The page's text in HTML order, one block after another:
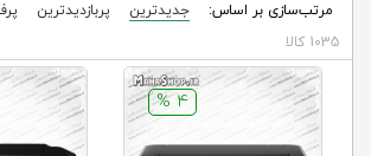
مرتب‌سازی بر اساس: جدیدترین پربازدیدترین
1035 کالا
4 %